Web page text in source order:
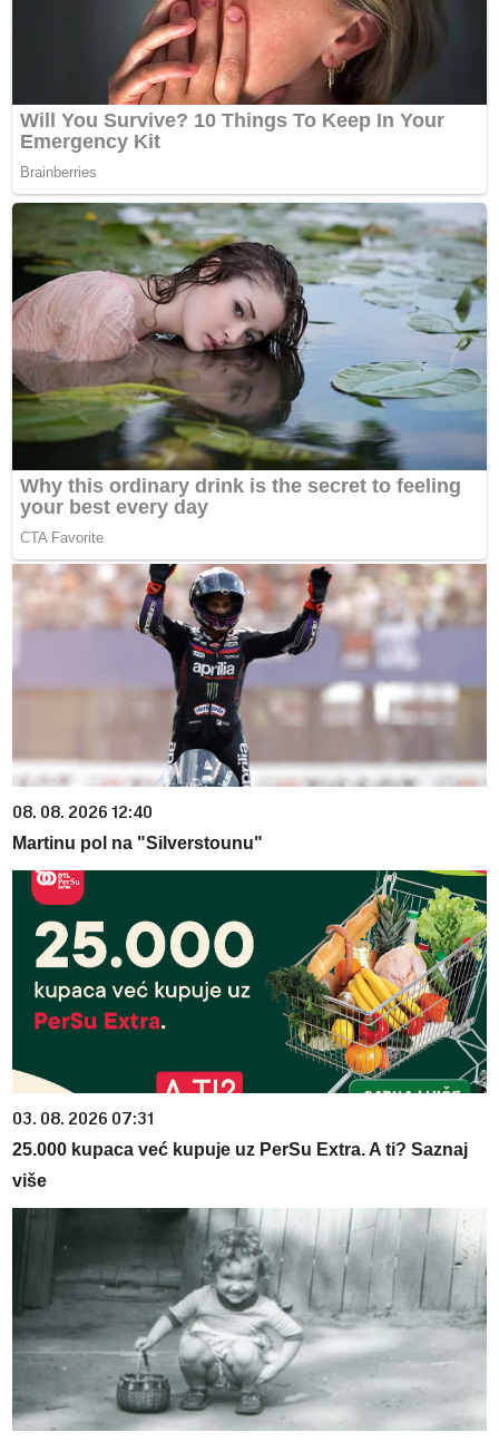
08. 08. 2026 12:40
Martinu pol na "Silverstounu"
03. 08. 2026 07:31
25.000 kupaca već kupuje uz PerSu Extra. A ti? Saznaj
više